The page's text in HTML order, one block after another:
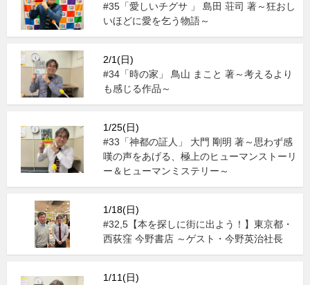
#35「愛しいチグサ 」 島田 荘司 著～狂おし
いほどに愛を乞う物語～
2/1(日)
#34「時の家」 鳥山 まこと 著～考えるより
も感じる作品～
1/25(日)
#33「神都の証人」 大門 剛明 著～思わず感
嘆の声をあげる、極上のヒューマンストーリ
ー＆ヒューマンミステリー～
1/18(日)
#32,5【本を探しに街に出よう！】東京都・
西荻窪 今野書店 ～ゲスト・今野英治社長
1/11(日)